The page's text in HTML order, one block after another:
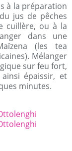
à la préparation
jus de pêches
cuillère, ou à la
dans une
(les tea
Mélanger
sur feu fort,
épaissir, et
minutes.